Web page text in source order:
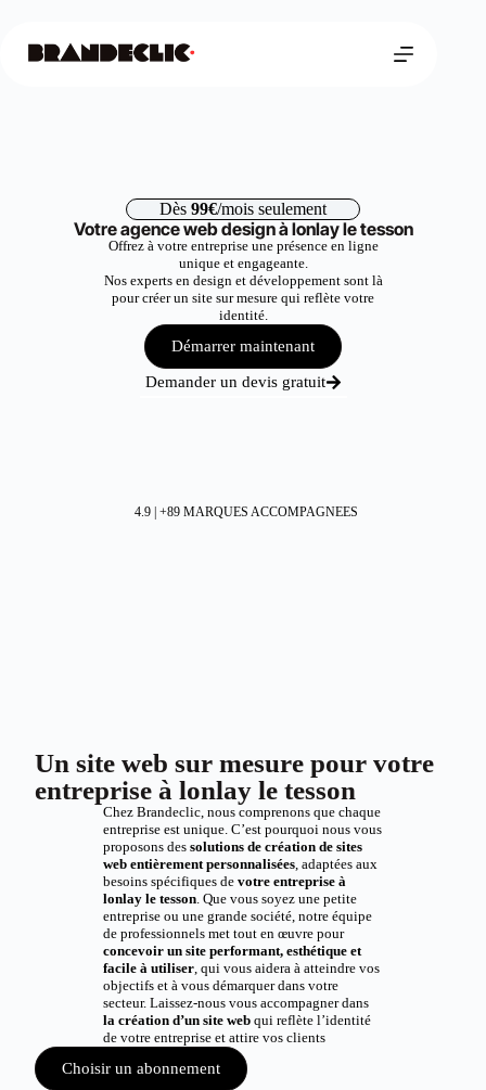
Dès 99€/mois seulement
Votre agence web design à lonlay le tesson
Offrez à votre entreprise une présence en ligne
unique et engageante.
Nos experts en design et développement sont là
pour créer un site sur mesure qui reflète votre
identité.
Démarrer maintenant
Demander un devis gratuit
4.9 | +89 MARQUES ACCOMPAGNEES
Un site web sur mesure pour votre
entreprise à lonlay le tesson
Chez Brandeclic, nous comprenons que chaque
entreprise est unique. C’est pourquoi nous vous
proposons des solutions de création de sites
web entièrement personnalisées, adaptées aux
besoins spécifiques de votre entreprise à
lonlay le tesson. Que vous soyez une petite
entreprise ou une grande société, notre équipe
de professionnels met tout en œuvre pour
concevoir un site performant, esthétique et
facile à utiliser, qui vous aidera à atteindre vos
objectifs et à vous démarquer dans votre
secteur. Laissez-nous vous accompagner dans
la création d’un site webqui reflète l’identité
de votre entreprise et attire vos clients
Choisir un abonnement